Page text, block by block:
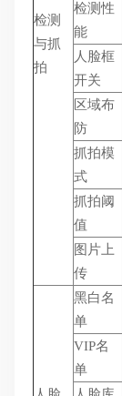
检测
与抓
拍
检测性
能
人脸框
开关
区域布
防
抓拍模
式
抓拍阈
值
图片上
传
黑白名
单
VIP名
单